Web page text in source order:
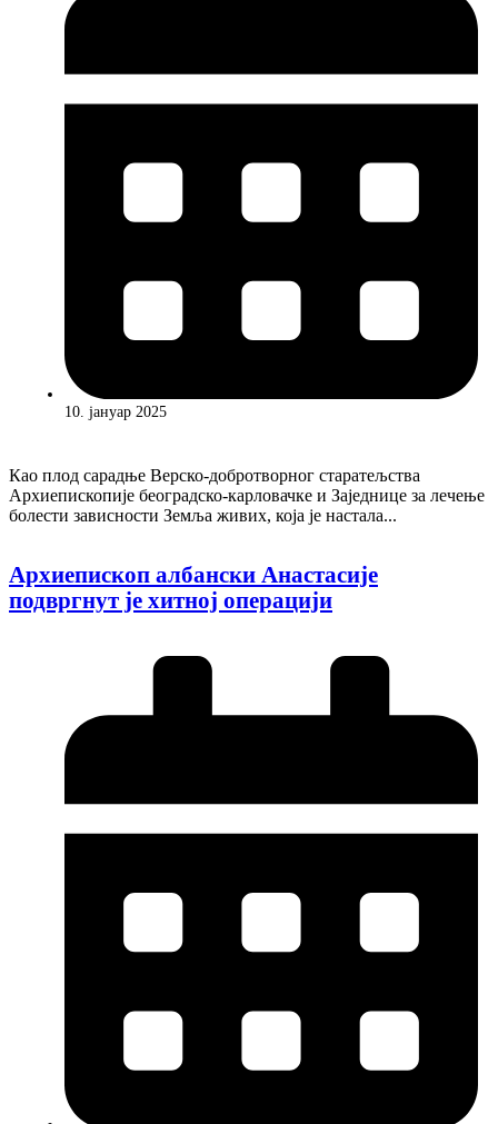
10. јануар 2025
Као плод сарадње Верско-добротворног старатељства
Архиепископије београдско-карловачке и Заједнице за лечење
болести зависности Земља живих, која је настала...
Архиепископ албански Анастасије
подвргнут је хитној операцији